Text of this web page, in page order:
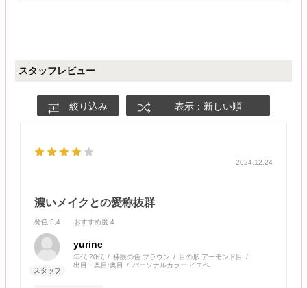
スタッフレビュー
絞り込み 表示：新しい順
2024.12.24
濃いメイクとの愛称抜群
発色:5,4 おすすめ度:4
yurine
年代:20代 裸眼の色:ブラウン 目の形:アーモンド目
出目・奥目:奥目 パーソナルカラー:イエベ